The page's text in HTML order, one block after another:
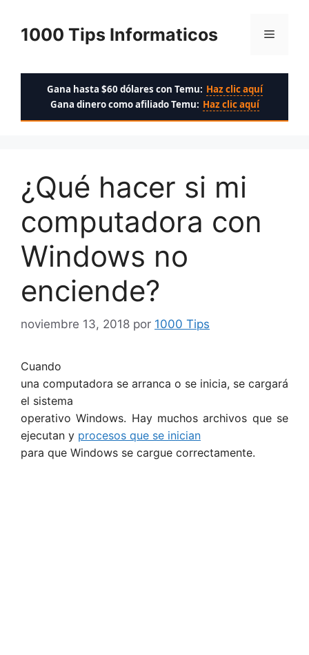
contenido
1000 Tips Informaticos Menú
Gana hasta $60 dólares con Temu: Haz clic aquí
Gana dinero como afiliado Temu: Haz clic aquí
¿Qué hacer si mi
computadora con
Windows no
enciende?
noviembre 13, 2018 por 1000 Tips
Cuando
una computadora se arranca o se inicia, se cargará
el sistema
operativo Windows. Hay muchos archivos que se
ejecutan y procesos que se inician
para que Windows se cargue correctamente.